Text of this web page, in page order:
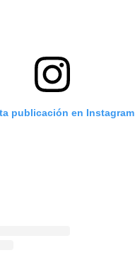
publicación en Instagram